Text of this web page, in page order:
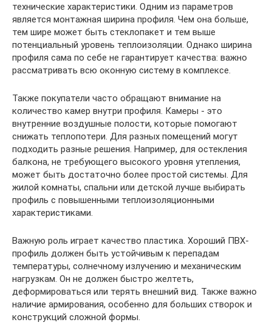
технические характеристики. Одним из параметров
является монтажная ширина профиля. Чем она больше,
тем шире может быть стеклопакет и тем выше
потенциальный уровень теплоизоляции. Однако ширина
профиля сама по себе не гарантирует качества: важно
рассматривать всю оконную систему в комплексе.
Также покупатели часто обращают внимание на
количество камер внутри профиля. Камеры - это
внутренние воздушные полости, которые помогают
снижать теплопотери. Для разных помещений могут
подходить разные решения. Например, для остекления
балкона, не требующего высокого уровня утепления,
может быть достаточно более простой системы. Для
жилой комнаты, спальни или детской лучше выбирать
профиль с повышенными теплоизоляционными
характеристиками.
Важную роль играет качество пластика. Хороший ПВХ-
профиль должен быть устойчивым к перепадам
температуры, солнечному излучению и механическим
нагрузкам. Он не должен быстро желтеть,
деформироваться или терять внешний вид. Также важно
наличие армирования, особенно для больших створок и
конструкций сложной формы.